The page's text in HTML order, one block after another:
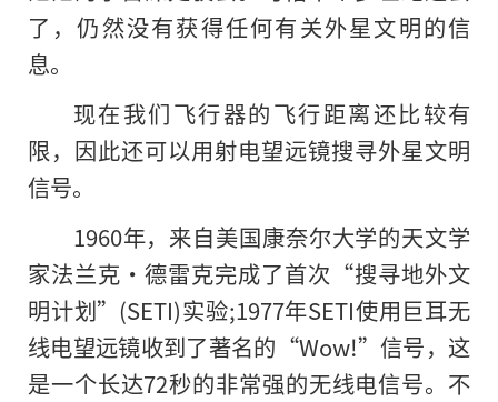
了，仍然没有获得任何有关外星文明的信
息。
现在我们飞行器的飞行距离还比较有
限，因此还可以用射电望远镜搜寻外星文明
信号。
1960年，来自美国康奈尔大学的天文学
家法兰克·德雷克完成了首次“搜寻地外文
明计划”(SETI)实验;1977年SETI使用巨耳无
线电望远镜收到了著名的“Wow!”信号，这
是一个长达72秒的非常强的无线电信号。不